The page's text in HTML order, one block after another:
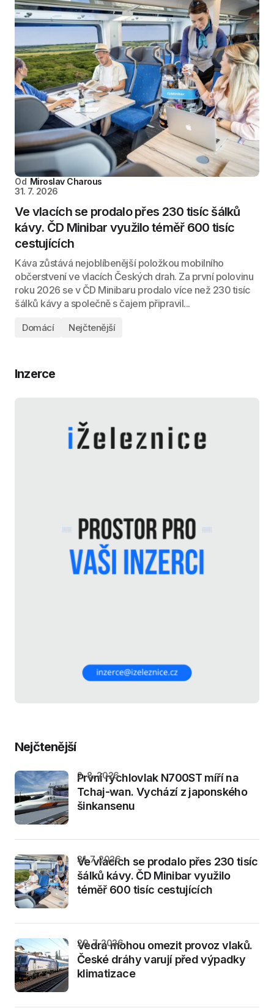
Od Miroslav Charous
31. 7. 2026
Ve vlacích se prodalo přes 230 tisíc šálků
kávy. ČD Minibar využilo téměř 600 tisíc
cestujících
Káva zůstává nejoblíbenější položkou mobilního
občerstvení ve vlacích Českých drah. Za první polovinu
roku 2026 se v ČD Minibaru prodalo více než 230 tisíc
šálků kávy a společně s čajem připravil...
Domácí Nejčtenější
Inzerce
Nejčtenější
První rychlovlak N700ST míří na
Tchaj-wan. Vychází z japonského
šinkansenu
2. 8. 2026
Ve vlacích se prodalo přes 230 tisíc
šálků kávy. ČD Minibar využilo
téměř 600 tisíc cestujících
31. 7. 2026
Vedra mohou omezit provoz vlaků.
České dráhy varují před výpadky
klimatizace
29. 7. 2026